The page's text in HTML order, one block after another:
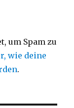
um Spam zu
wie deine
.